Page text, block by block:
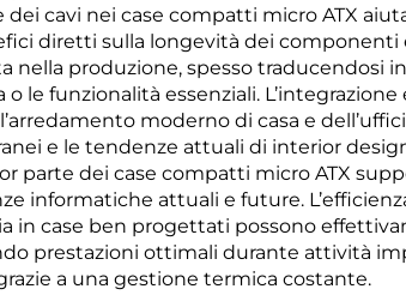
cavi nei case compatti micro ATX
diretti sulla longevità dei componenti
produzione, spesso traducendosi
le funzionalità essenziali.
moderno di casa e
e le tendenze attuali di interior
parte dei case compatti micro ATX
informatiche attuali e future.
in case ben progettati possono
prestazioni ottimali durante attività
a una gestione termica costante.